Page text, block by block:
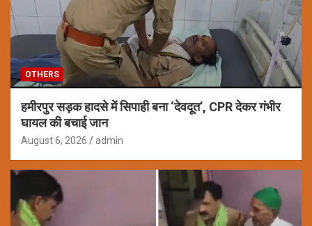
OTHERS
हमीरपुर सड़क हादसे में सिपाही बना ‘देवदूत’, CPR देकर गंभीर
घायल की बचाई जान
August 6, 2026 admin